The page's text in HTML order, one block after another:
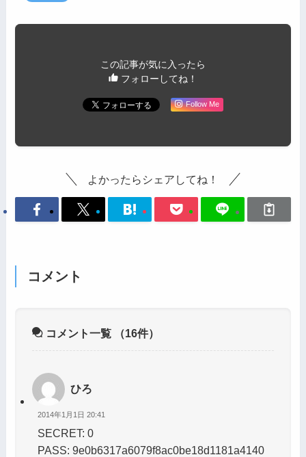
この記事が気に入ったら
フォローしてね！
Follow Me
よかったらシェアしてね！
コメント
コメント一覧 （16件）
ひろ
2014年1月1日 20:41
SECRET: 0
PASS: 9e0b6317a6079f8ac0be18d1181a4140